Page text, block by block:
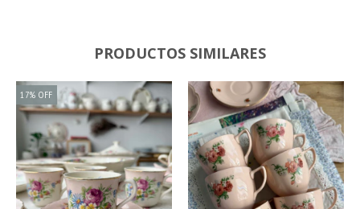
PRODUCTOS SIMILARES
17% OFF